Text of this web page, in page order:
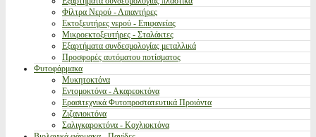
Φίλτρα Νερού - Λιπαντήρες
Εκτοξευτήρες νερού - Επιφανείας
Μικροεκτοξευτήρες - Σταλάκτες
Εξαρτήματα συνδεσμολογίας μεταλλικά
Προσφορές αυτόματου ποτίσματος
Φυτοφάρμακα
Μυκητοκτόνα
Εντομοκτόνα - Ακαρεοκτόνα
Ερασιτεχνικά Φυτοπροστατευτικά Προιόντα
Ζιζανιοκτόνα
Σαλιγκαροκτόνα - Κοχλιοκτόνα